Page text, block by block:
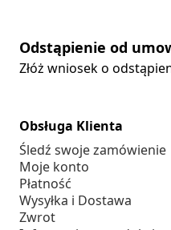
Odstąpienie od
Złóż wniosek o
Obsługa Klienta
Śledź swoje zamówienie
Moje konto
Płatność
Wysyłka i Dostawa
Zwrot